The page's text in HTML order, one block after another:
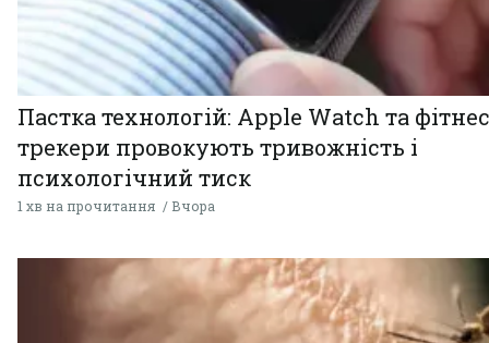
Пастка технологій: Apple Watch та
трекери провокують тривожність і
психологічний тиск
1 хв на прочитання Вчора